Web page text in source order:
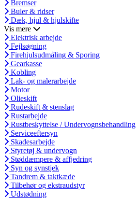
Bremser
Buler & ridser
Dæk, hjul & hjulskifte
Vis mere
Elektrisk arbejde
Fejlsøgning
Firehjulsudmåling & Sporing
Gearkasse
Kobling
Lak- og malerarbejde
Motor
Olieskift
Rudeskift & stenslag
Rustarbejde
Rustbeskyttelse / Undervognsbehandling
Serviceeftersyn
Skadesarbejde
Styretøj & undervogn
Støddæmpere & affjedring
Syn og synstjek
Tandrem & taktkæde
Tilbehør og ekstraudstyr
Udstødning